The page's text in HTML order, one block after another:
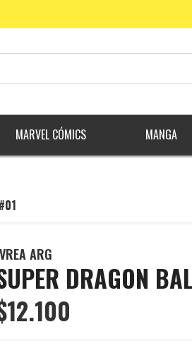
MARVEL CÓMICS MANGA
ARG
DRAGON